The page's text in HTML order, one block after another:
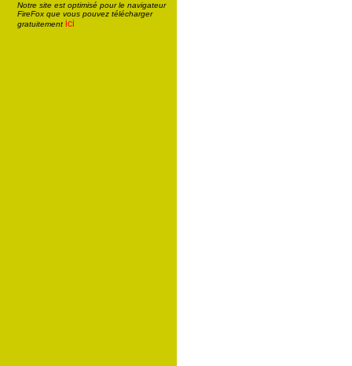
Notre site est optimisé pour le navigateur
FireFox que vous pouvez télécharger
gratuitement ici